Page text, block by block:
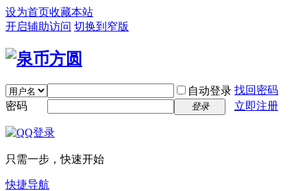
设为首页收藏本站
开启辅助访问 切换到窄版
自动登录 找回密码
密码
登录 立即注册
只需一步，快速开始
快捷导航